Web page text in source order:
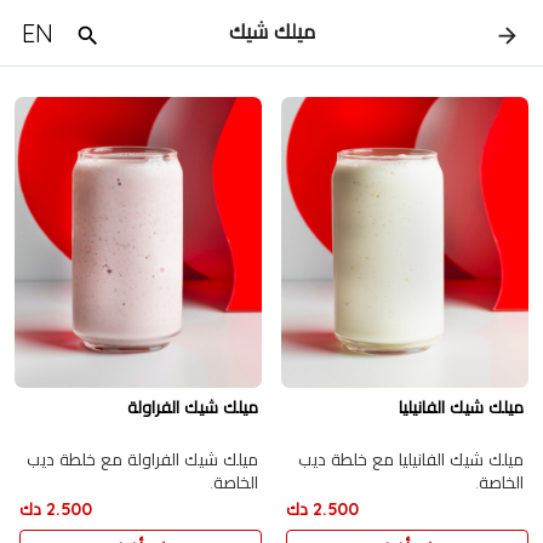
ميلك شيك EN
ميلك شيك الفانيليا
ميلك شيك الفانيليا مع خلطة ديب
الخاصة.
2.500 دك
ميلك شيك الفراولة
ميلك شيك الفراولة مع خلطة ديب
الخاصة.
2.500 دك